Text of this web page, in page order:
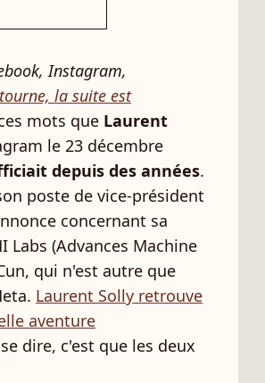
Instagram,
la suite est
mots que Laurent
le 23 décembre
depuis des années.
poste de vice-président
concernant sa
(Advances Machine
qui n'est autre que
Laurent Solly retrouve
aventure
dire, c'est que les deux